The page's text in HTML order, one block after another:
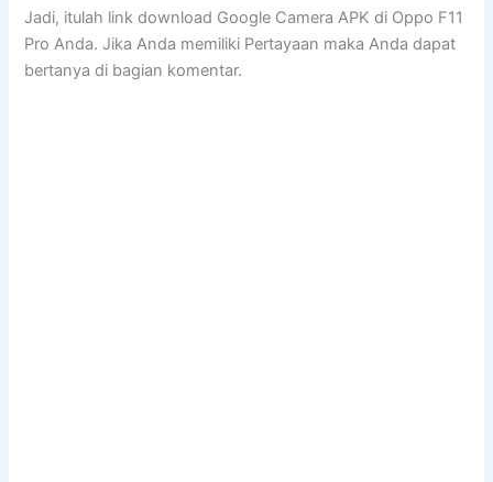
Jadi, itulah link download Google Camera APK di Oppo F11
Pro Anda. Jika Anda memiliki Pertayaan maka Anda dapat
bertanya di bagian komentar.